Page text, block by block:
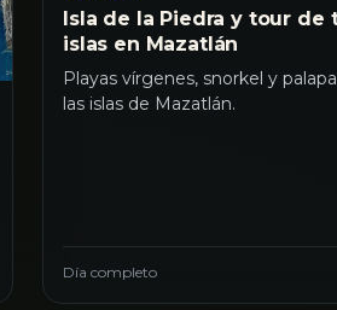
Isla de la Piedra y tour de
islas en Mazatlán
Playas vírgenes, snorkel y
las islas de Mazatlán.
Día completo